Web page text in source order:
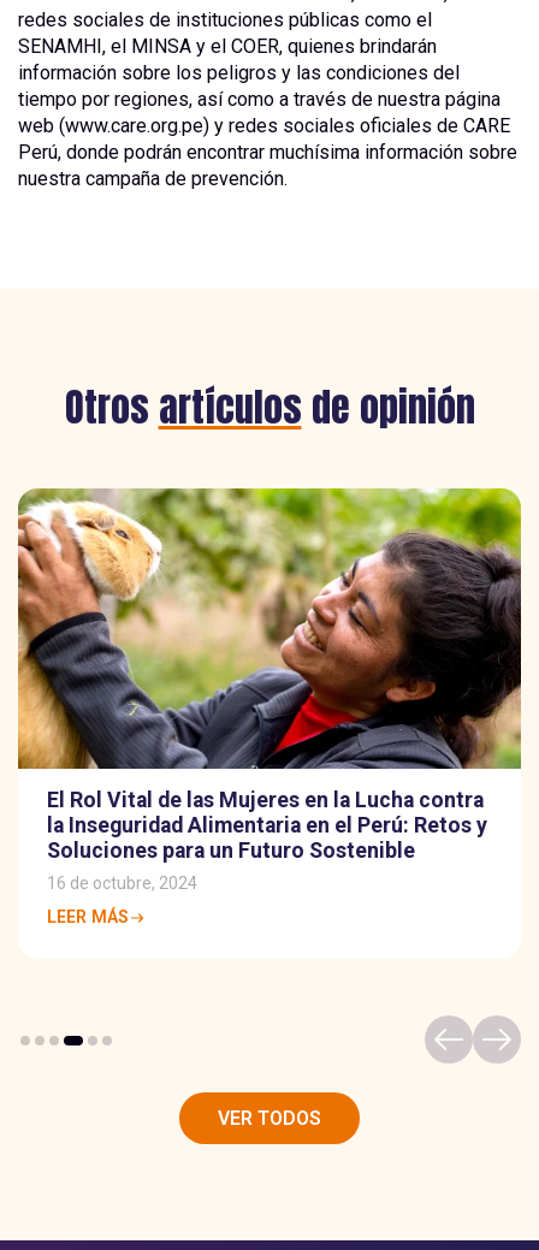
redes sociales de instituciones públicas como el
SENAMHI, el MINSA y el COER, quienes brindarán
información sobre los peligros y las condiciones del
tiempo por regiones, así como a través de nuestra página
web (www.care.org.pe) y redes sociales oficiales de CARE
Perú, donde podrán encontrar muchísima información sobre
nuestra campaña de prevención.
Otros artículos de opinión
El Rol Vital de las Mujeres en la Lucha contra
la Inseguridad Alimentaria en el Perú: Retos y
Soluciones para un Futuro Sostenible
16 de octubre, 2024
LEER MÁS
VER TODOS